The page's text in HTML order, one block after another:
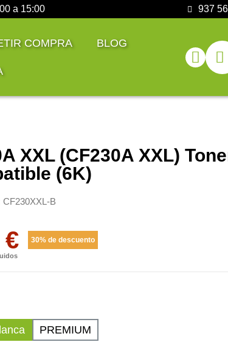
a 15:00 937
COMPRA BLOG
XXL (CF230A XXL)
(6K)
CF230XXL-B
€ 30% de descuento
PREMIUM